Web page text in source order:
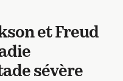
et Freud
sévère